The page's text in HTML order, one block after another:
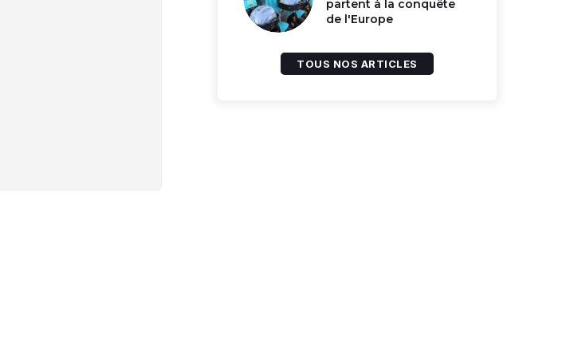
partent à la conquête
de l'Europe
TOUS NOS ARTICLES